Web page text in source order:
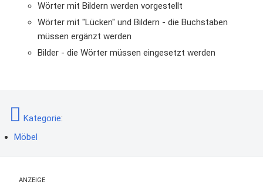
Wörter mit Bildern werden vorgestellt
Wörter mit "Lücken" und Bildern - die Buchstaben
müssen ergänzt werden
Bilder - die Wörter müssen eingesetzt werden
Kategorie:
Möbel
ANZEIGE